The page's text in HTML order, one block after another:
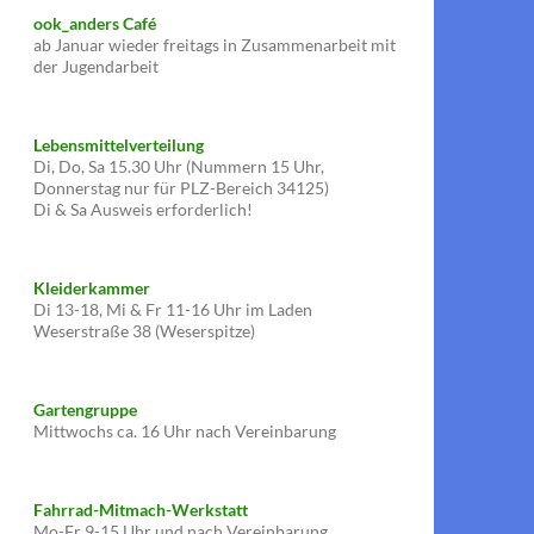
ook_anders Café
ab Januar wieder freitags in Zusammenarbeit mit
der Jugendarbeit
Lebensmittelverteilung
Di, Do, Sa 15.30 Uhr (Nummern 15 Uhr,
Donnerstag nur für PLZ-Bereich 34125)
Di & Sa Ausweis erforderlich!
Kleiderkammer
Di 13-18, Mi & Fr 11-16 Uhr im Laden
Weserstraße 38 (Weserspitze)
Gartengruppe
Mittwochs ca. 16 Uhr nach Vereinbarung
Fahrrad-Mitmach-Werkstatt